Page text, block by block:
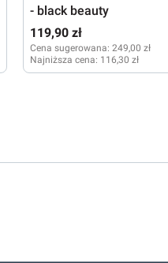
- black beauty
119,90 zł
Cena sugerowana: 249,00 zł
Najniższa cena: 116,30 zł